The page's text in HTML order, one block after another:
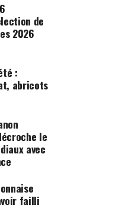
de
2026
:
abricots
le
avec
failli